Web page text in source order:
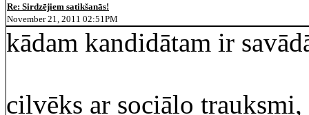
Re: Sirdzējiem satikšanās!
November 21, 2011 02:51PM
kādam kandidātam ir
cilvēks ar sociālo trauksmi,